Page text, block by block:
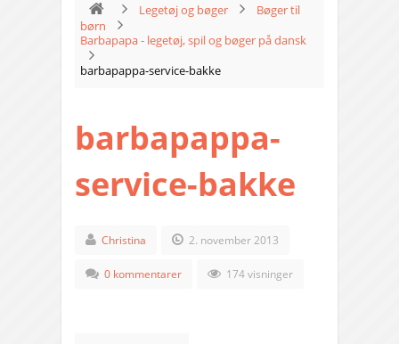
Legetøj og bøger
Bøger til
børn
Barbapapa - legetøj, spil og bøger på dansk
barbapappa-service-bakke
barbapappa-
service-bakke
Christina 2. november 2013
0 kommentarer 174 visninger